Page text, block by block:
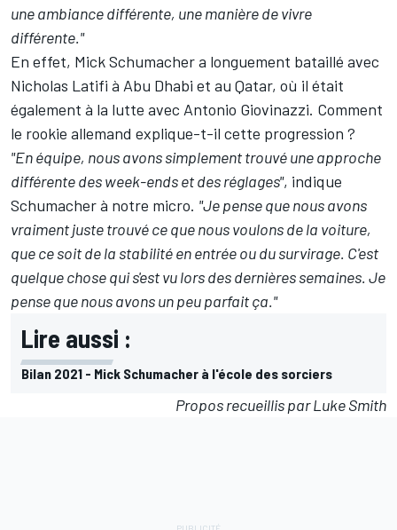
une ambiance différente, une manière de vivre
différente."
En effet, Mick Schumacher a longuement bataillé avec
Nicholas Latifi à Abu Dhabi et au Qatar, où il était
également à la lutte avec Antonio Giovinazzi. Comment
le rookie allemand explique-t-il cette progression ?
"En équipe, nous avons simplement trouvé une approche
différente des week-ends et des réglages", indique
Schumacher à notre micro. "Je pense que nous avons
vraiment juste trouvé ce que nous voulons de la voiture,
que ce soit de la stabilité en entrée ou du survirage. C'est
quelque chose qui s'est vu lors des dernières semaines. Je
pense que nous avons un peu parfait ça."
Lire aussi :
Bilan 2021 - Mick Schumacher à l'école des sorciers
Propos recueillis par Luke Smith